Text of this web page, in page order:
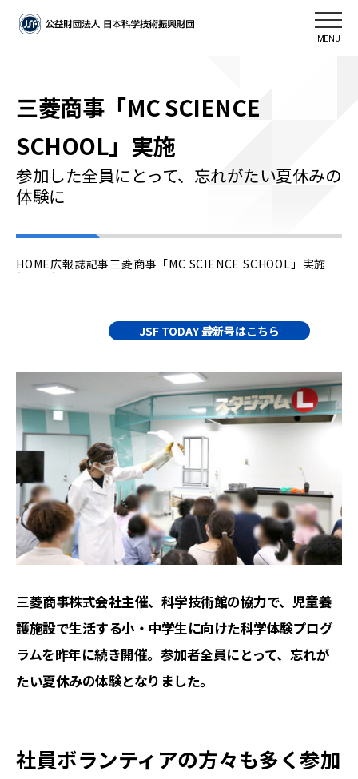
MENU
三菱商事「MC SCIENCE
SCHOOL」実施
参加した全員にとって、忘れがたい夏休みの
体験に
HOME広報誌記事三菱商事「MC SCIENCE SCHOOL」実施
JSF TODAY 最新号はこちら
三菱商事株式会社主催、科学技術館の協力で、児童養
護施設で生活する小・中学生に向けた科学体験プログ
ラムを昨年に続き開催。参加者全員にとって、忘れが
たい夏休みの体験となりました。
社員ボランティアの方々も多く参加